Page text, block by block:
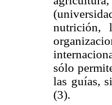
nutrición,
sólo
las guías,
(3).